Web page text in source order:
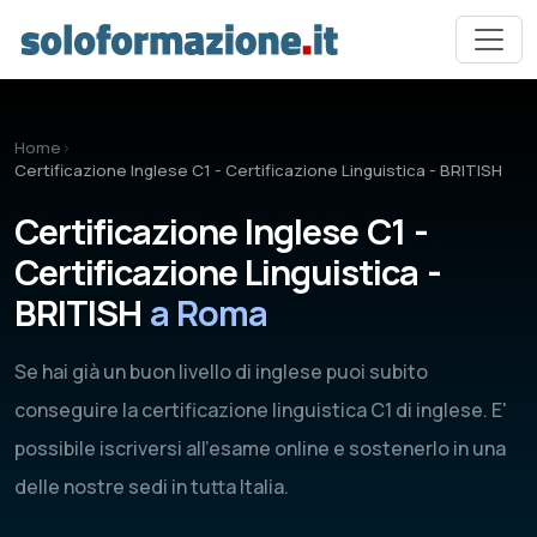
Home ›
Certificazione Inglese C1 - Certificazione Linguistica - BRITISH
Certificazione Inglese C1 -
Certificazione Linguistica -
BRITISH a Roma
Se hai già un buon livello di inglese puoi subito
conseguire la certificazione linguistica C1 di inglese. E'
possibile iscriversi all'esame online e sostenerlo in una
delle nostre sedi in tutta Italia.